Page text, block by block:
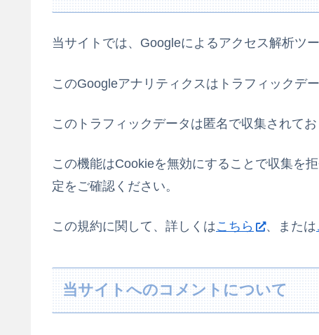
当サイトでは、Googleによるアクセス解析ツ
このGoogleアナリティクスはトラフィックデ
このトラフィックデータは匿名で収集されて
この機能はCookieを無効にすることで収集を
定をご確認ください。
この規約に関して、詳しくはこちら 、または
当サイトへのコメントについて